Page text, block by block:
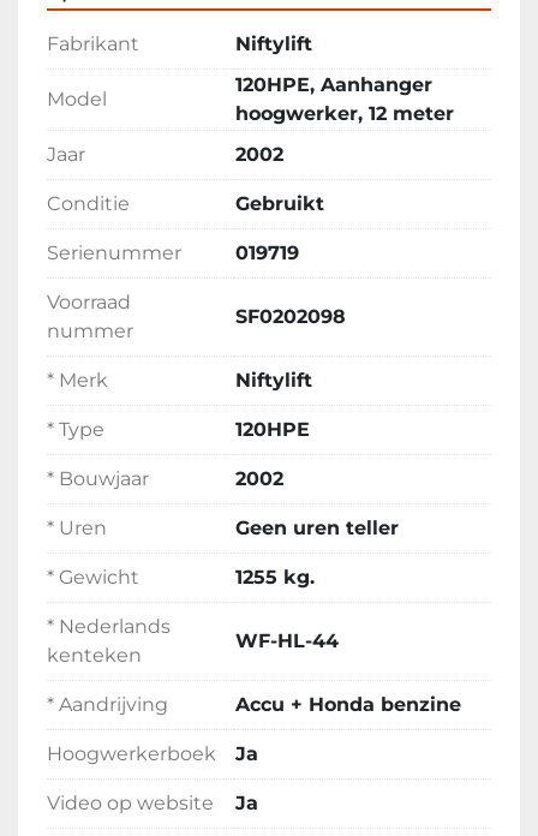
Fabrikant Niftylift
Model
120HPE, Aanhanger
hoogwerker, 12 meter
Jaar
2002
Conditie Gebruikt
Serienummer 019719
Voorraad
nummer
SF0202098
* Merk Niftylift
* Type 120HPE
* Bouwjaar 2002
* Uren Geen uren teller
* Gewicht 1255 kg.
* Nederlands
kenteken
WF-HL-44
* Aandrijving Accu + Honda benzine
Hoogwerkerboek Ja
Video op website Ja